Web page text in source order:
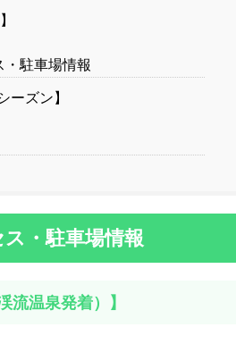
駐車場情報
ズン】
・駐車場情報
流温泉発着）】